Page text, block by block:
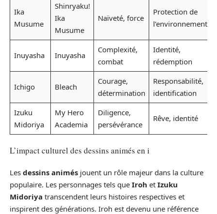
Ika
Musume
Shinryaku!
Ika
Musume
Naïveté, force
Protection de
l’environnement
Inuyasha Inuyasha
Complexité,
combat
Identité,
rédemption
Ichigo Bleach
Courage,
détermination
Responsabilité,
identification
Izuku
Midoriya
My Hero
Academia
Diligence,
persévérance
Rêve, identité
L’impact culturel des dessins animés en i
Les dessins animés jouent un rôle majeur dans la culture
populaire. Les personnages tels que Iroh et Izuku
Midoriya transcendent leurs histoires respectives et
inspirent des générations. Iroh est devenu une référence